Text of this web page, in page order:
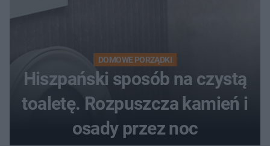
DOMOWE PORZĄDKI
Hiszpański sposób na czystą
toaletę. Rozpuszcza kamień i
osady przez noc